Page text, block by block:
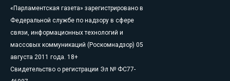
«Парламентская газета» зарегистрировано в
Федеральной службе по надзору в сфере
связи, информационных технологий и
массовых коммуникаций (Роскомнадзор) 05
августа 2011 года. 18+
Свидетельство о регистрации Эл № ФС77-